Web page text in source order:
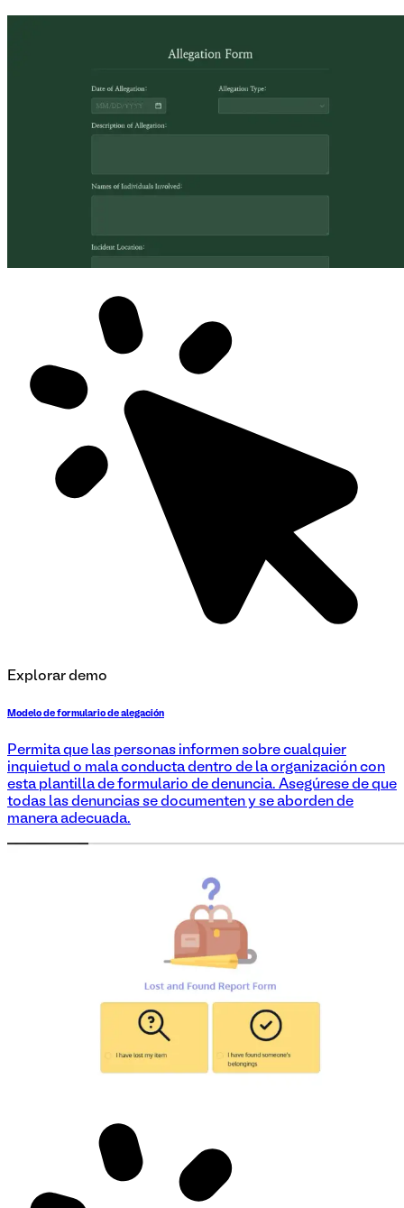
Explorar demo
Modelo de formulario de alegación
Permita que las personas informen sobre cualquier
inquietud o mala conducta dentro de la organización con
esta plantilla de formulario de denuncia. Asegúrese de que
todas las denuncias se documenten y se aborden de
manera adecuada.